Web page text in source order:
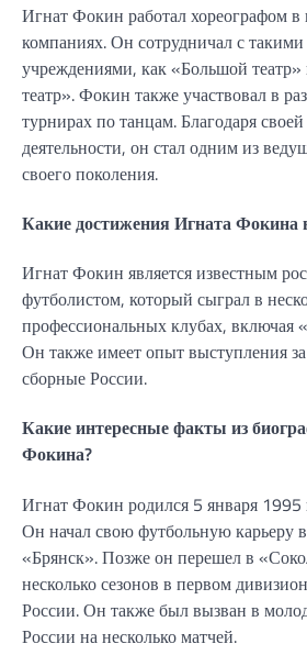
Игнат Фокин работал хореографом в
компаниях. Он сотрудничал с
учреждениями, как «Большой
театр». Фокин также участвовал в
турнирах по танцам. Благодаря
деятельности, он стал одним из
своего поколения.
Какие достижения Игната Фокина
Игнат Фокин является известным
футболистом, который сыграл в
профессиональных клубах, включая
Он также имеет опыт выступления
сборные России.
Какие интересные факты из
Фокина?
Игнат Фокин родился 5 января 1995
Он начал свою футбольную карьеру
«Брянск». Позже он перешел в
несколько сезонов в первом
России. Он также был вызван в
России на несколько матчей.